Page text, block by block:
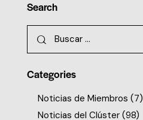
Search
Categories
Noticias de Miembros (7)
Noticias del Clúster (98)